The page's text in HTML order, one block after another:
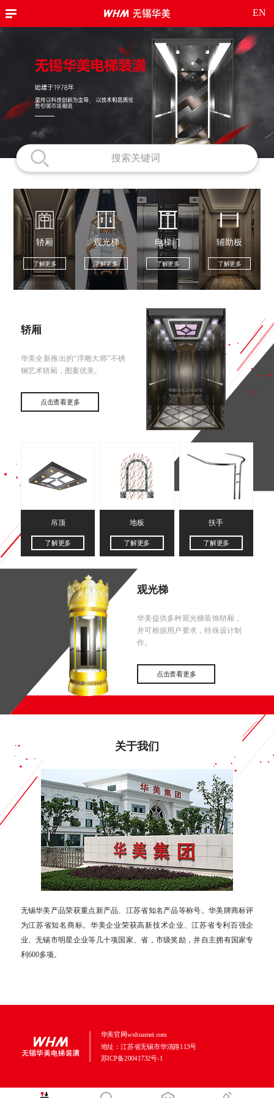
EN
轿厢
了解更多
观光梯
了解更多
电梯门
了解更多
辅助板
了解更多
轿厢
华美全新推出的“浮雕大师”不锈
钢艺术轿厢，图案优美。
点击查看更多
吊顶
了解更多
地板
了解更多
扶手
了解更多
观光梯
华美提供多种观光梯装饰轿厢，
并可根据用户要求，特殊设计制
作。
点击查看更多
关于我们
无锡华美产品荣获重点新产品、江苏省知名产品等称号。华美牌商标评
为江苏省知名商标。华美企业荣获高新技术企业、江苏省专利百强企
业、无锡市明星企业等几十项国家、省，市级奖励，并自主拥有国家专
利600多项。
华美官网wxhuamei.com
地址：江苏省无锡市华清路113号
苏ICP备20041732号-1